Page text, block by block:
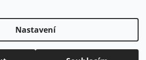
Nastavení
. Všechna práva vyhrazena.
nastavení cookies